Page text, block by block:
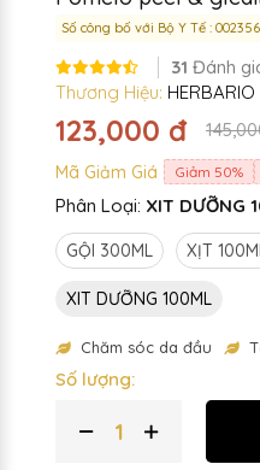
Số công bố với Bộ Y Tế :
31 Đánh
Thương Hiệu: HERBARIO
123,000 đ
Mã Giảm Giá Giảm 50%
Phân Loại: XIT DƯỠNG
GỘI 300ML XỊT
XIT DƯỠNG 100ML
Chăm sóc da đầu
Số lượng: